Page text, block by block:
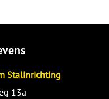
Stalinrichting
13a